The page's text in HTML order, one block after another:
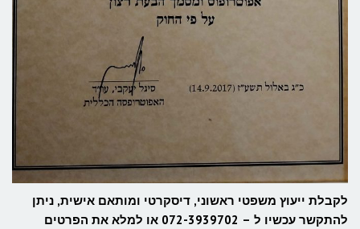
לקבלת ייעוץ משפטי ראשוני, דיסקרטי ומותאם אישית, ניתן
להתקשר עכשיו ל – 072-3939702 או למלא את הפרטים